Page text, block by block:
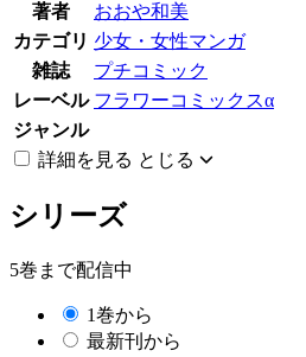
著者
おおや和美
カテゴリ 少女・女性マンガ
雑誌
プチコミック
レーベル フラワーコミックスα
ジャンル
詳細を見る とじる
シリーズ
5巻まで配信中
1巻から
最新刊から